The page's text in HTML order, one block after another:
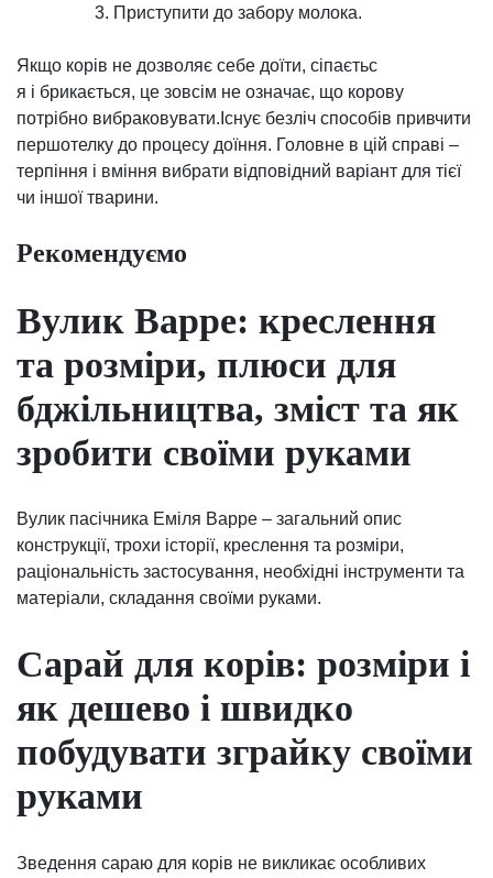
Приступити до забору молока.
Якщо корів не дозволяє себе доїти, сіпаєтьс
я і брикається, це зовсім не означає, що корову
потрібно вибраковувати.Існує безліч способів привчити
першотелку до процесу доїння. Головне в цій справі –
терпіння і вміння вибрати відповідний варіант для тієї
чи іншої тварини.
Рекомендуємо
Вулик Варре: креслення
та розміри, плюси для
бджільництва, зміст та як
зробити своїми руками
Вулик пасічника Еміля Варре – загальний опис
конструкції, трохи історії, креслення та розміри,
раціональність застосування, необхідні інструменти та
матеріали, складання своїми руками.
Сарай для корів: розміри і
як дешево і швидко
побудувати зграйку своїми
руками
Зведення сараю для корів не викликає особливих